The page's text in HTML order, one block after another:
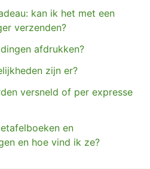
kan ik het met een
verzenden?
afdrukken?
zijn er?
versneld of per expresse
en
en hoe vind ik ze?